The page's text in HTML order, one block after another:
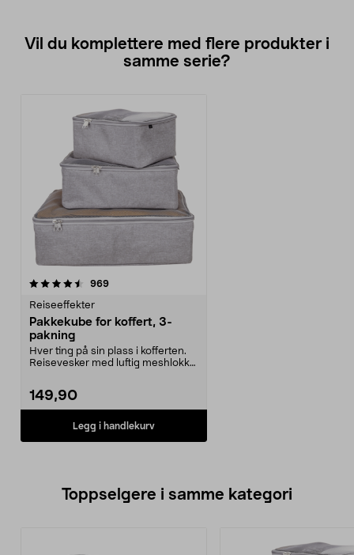
Vil du komplettere med flere produkter i
samme serie?
969anmeldelser
Reiseeffekter
Pakkekube for koffert, 3-
pakning
Hver ting på sin plass i kofferten.
Reisevesker med luftig meshlokk
149,90
Legg i handlekurv
Toppselgere i samme kategori